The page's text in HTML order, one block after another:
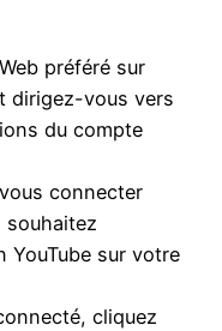
préféré sur
dirigez-vous vers
du compte
connecter
souhaitez
YouTube sur votre
cliquez